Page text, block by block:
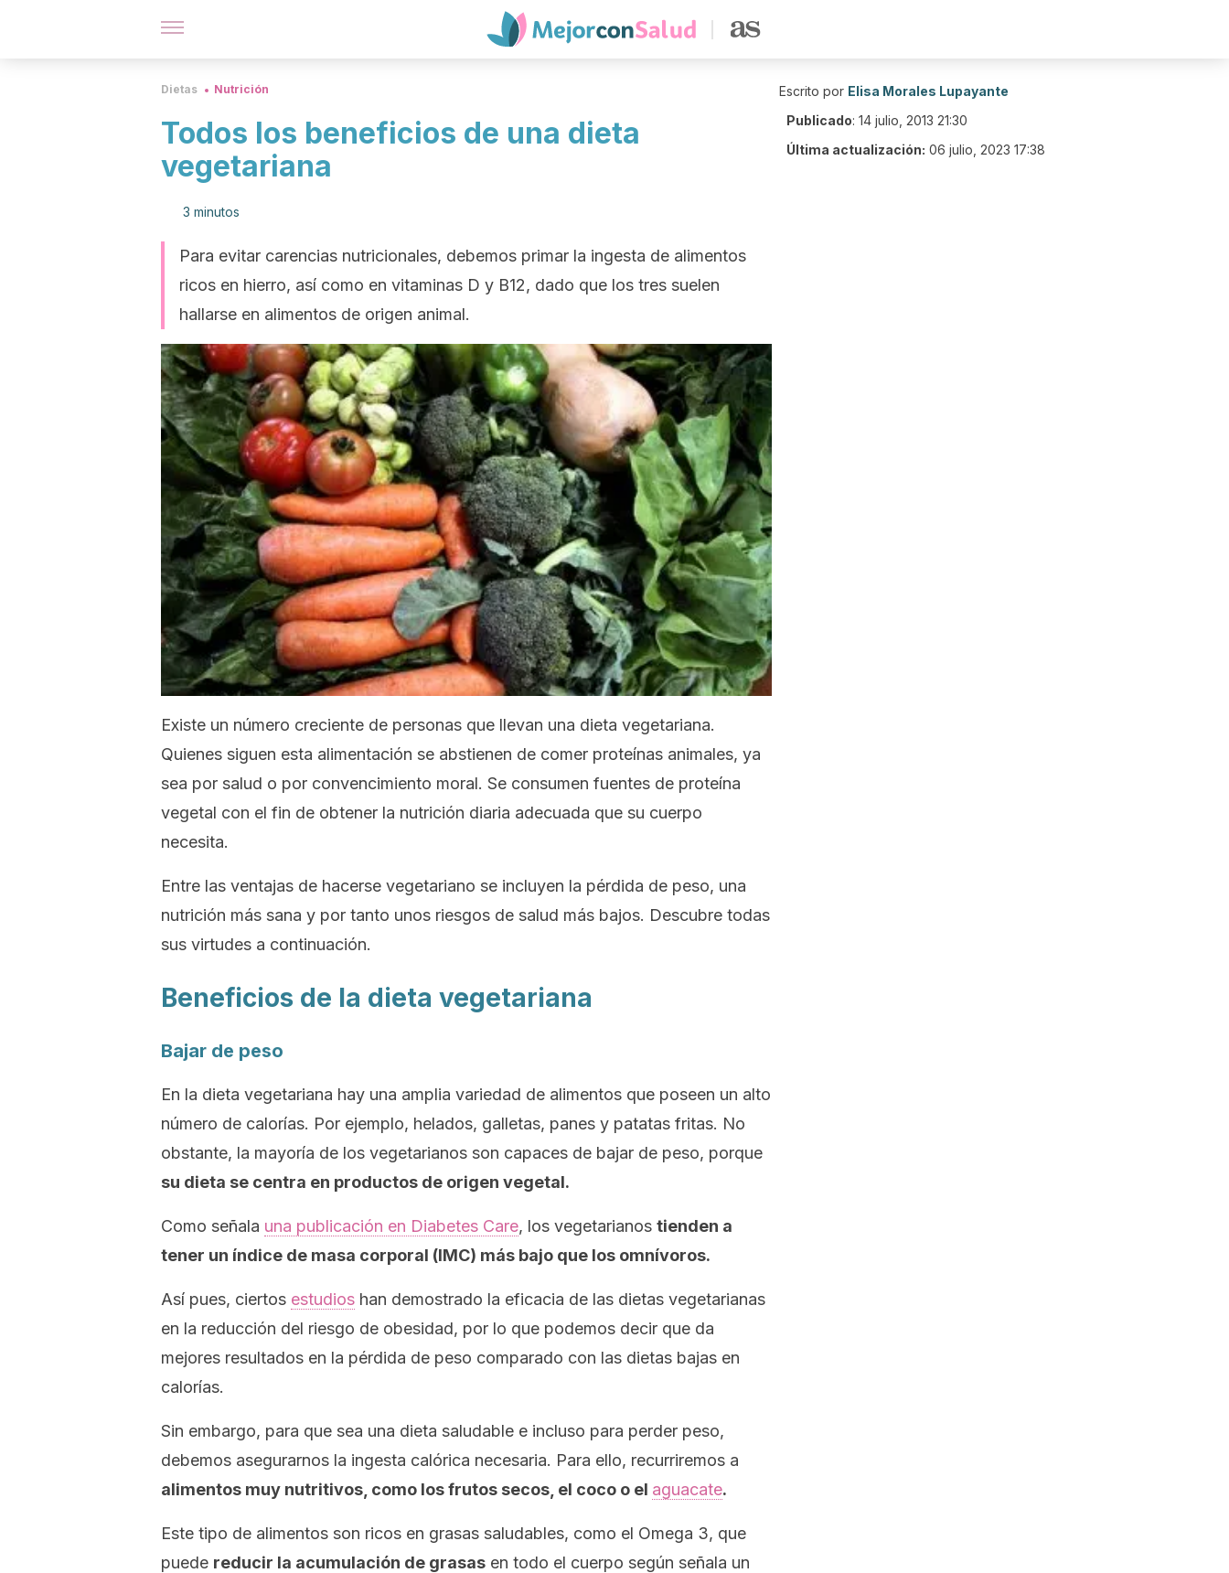
Dietas Nutrición
Todos los beneficios de una dieta
vegetariana
3 minutos
Para evitar carencias nutricionales, debemos primar la ingesta de alimentos
ricos en hierro, así como en vitaminas D y B12, dado que los tres suelen
hallarse en alimentos de origen animal.
Existe un número creciente de personas que llevan una dieta vegetariana.
Quienes siguen esta alimentación se abstienen de comer proteínas animales, ya
sea por salud o por convencimiento moral. Se consumen fuentes de proteína
vegetal con el fin de obtener la nutrición diaria adecuada que su cuerpo
necesita.
Entre las ventajas de hacerse vegetariano se incluyen la pérdida de peso, una
nutrición más sana y por tanto unos riesgos de salud más bajos. Descubre todas
sus virtudes a continuación.
Beneficios de la dieta vegetariana
Bajar de peso
En la dieta vegetariana hay una amplia variedad de alimentos que poseen un alto
número de calorías. Por ejemplo, helados, galletas, panes y patatas fritas. No
obstante, la mayoría de los vegetarianos son capaces de bajar de peso, porque
su dieta se centra en productos de origen vegetal.
Como señala una publicación en Diabetes Care, los vegetarianos tienden a
tener un índice de masa corporal (IMC) más bajo que los omnívoros.
Así pues, ciertos estudios han demostrado la eficacia de las dietas vegetarianas
en la reducción del riesgo de obesidad, por lo que podemos decir que da
mejores resultados en la pérdida de peso comparado con las dietas bajas en
calorías.
Sin embargo, para que sea una dieta saludable e incluso para perder peso,
debemos asegurarnos la ingesta calórica necesaria. Para ello, recurriremos a
alimentos muy nutritivos, como los frutos secos, el coco o el aguacate.
Este tipo de alimentos son ricos en grasas saludables, como el Omega 3, que
puede reducir la acumulación de grasas en todo el cuerpo según señala un
Escrito por Elisa Morales Lupayante
Publicado: 14 julio, 2013 21:30
Última actualización: 06 julio, 2023 17:38